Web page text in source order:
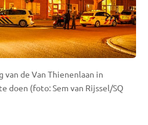
de Van Thienenlaan in
doen (foto: Sem van Rijssel/SQ